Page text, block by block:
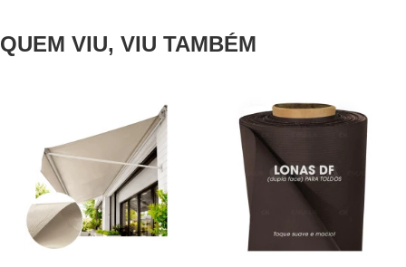
QUEM VIU, VIU TAMBÉM